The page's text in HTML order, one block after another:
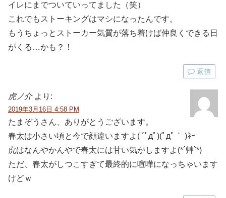
イレにまでついていってました（笑）
これでもストーキングはマシになったんです。
もうちょっとストーカー気質が落ち着けば仲良くできる日
がくる…かも？！
返信
虎ノ介 より:
2019年3月16日 4:58 PM
たまぞうさん、ありがとうございます。
春太は小さい頃と今で顔違いますよ( ´ﾟдﾟ)(ﾟдﾟ｀ )ﾈｰ
虎はなんやかんやで春太には甘い気がしますよ(*´艸`*)
ただ、春太がしつこすぎて最終的に喧嘩になっちゃいます
けどｗ